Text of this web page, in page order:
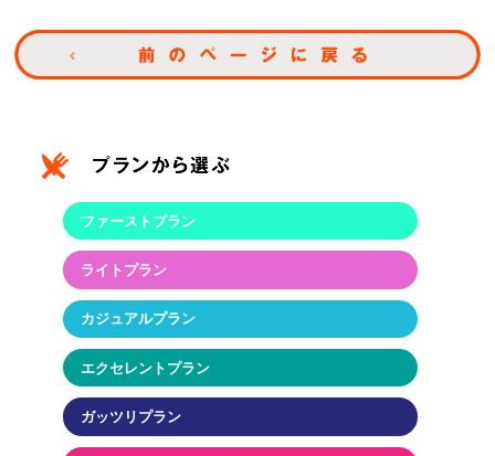
ファーストプラン
ライトプラン
カジュアルプラン
エクセレントプラン
ガッツリプラン